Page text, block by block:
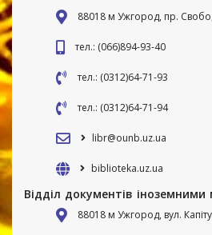
88018 м Ужгород, пр.
тел.: (066)894-93-40
тел.: (0312)64-71-93
тел.: (0312)64-71-94
libr@ounb.uz.ua
biblioteka.uz.ua
Відділ документів
88018 м Ужгород, вул.